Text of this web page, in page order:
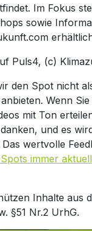
Im Fokus
sowie
Puls4, (c)
den Spot nicht
Wenn
mit Ton
und es
wertvolle
immer
Inhalte aus
§51 Nr.2 UrhG.